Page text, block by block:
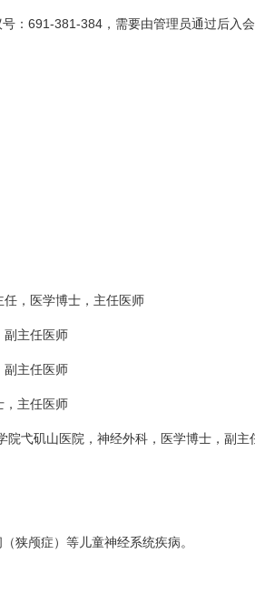
：691-381-384，需要由管理员通过后入
任，医学博士，主任医师
副主任医师
副主任医师
，主任医师
弋矶山医院， 神经外科 ，医学博士，副主
狭颅症）等儿童神经系统疾病。